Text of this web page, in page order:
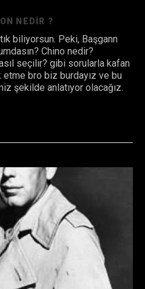
NEDIR ?
biliyorsun. Peki, Başgann
Chino nedir?
seçilir? gibi sorularla kafan
bro biz burdayız ve bu
şekilde anlatıyor olacağız.